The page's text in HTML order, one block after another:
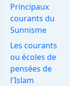
Principaux
courants du
Sunnisme
Les courants
ou écoles de
pensées de
l'Islam